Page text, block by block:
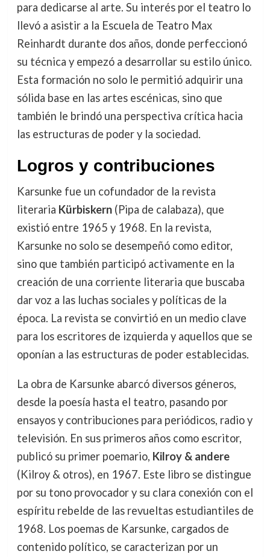
para dedicarse al arte. Su interés por el teatro lo
llevó a asistir a la Escuela de Teatro Max
Reinhardt durante dos años, donde perfeccionó
su técnica y empezó a desarrollar su estilo único.
Esta formación no solo le permitió adquirir una
sólida base en las artes escénicas, sino que
también le brindó una perspectiva crítica hacia
las estructuras de poder y la sociedad.
Logros y contribuciones
Karsunke fue un cofundador de la revista
literaria Kürbiskern(Pipa de calabaza), que
existió entre 1965 y 1968. En la revista,
Karsunke no solo se desempeñó como editor,
sino que también participó activamente en la
creación de una corriente literaria que buscaba
dar voz a las luchas sociales y políticas de la
época. La revista se convirtió en un medio clave
para los escritores de izquierda y aquellos que se
oponían a las estructuras de poder establecidas.
La obra de Karsunke abarcó diversos géneros,
desde la poesía hasta el teatro, pasando por
ensayos y contribuciones para periódicos, radio y
televisión. En sus primeros años como escritor,
publicó su primer poemario, Kilroy & andere
(Kilroy & otros), en 1967. Este libro se distingue
por su tono provocador y su clara conexión con el
espíritu rebelde de las revueltas estudiantiles de
1968. Los poemas de Karsunke, cargados de
contenido político, se caracterizan por un